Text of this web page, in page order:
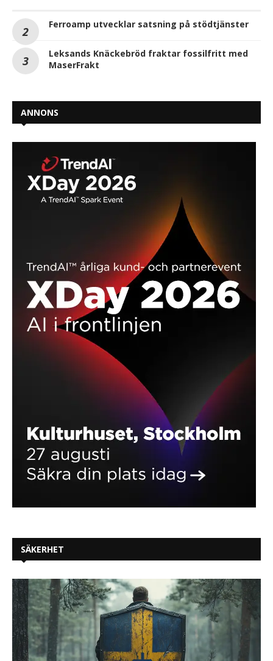
Ferroamp utvecklar satsning på stödtjänster
Leksands Knäckebröd fraktar fossilfritt med
MaserFrakt
ANNONS
SÄKERHET